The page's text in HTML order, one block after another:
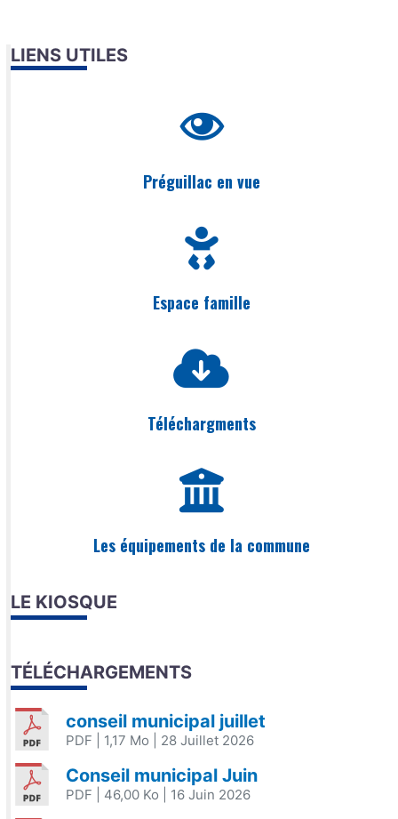
LIENS UTILES
Préguillac en vue
Espace famille
Téléchargments
Les équipements de la commune
LE KIOSQUE
TÉLÉCHARGEMENTS
conseil municipal juillet
PDF | 1,17 Mo | 28 Juillet 2026
Conseil municipal Juin
PDF | 46,00 Ko | 16 Juin 2026